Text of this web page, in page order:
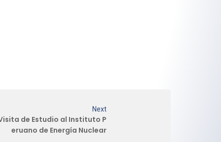
Next
de Estudio al Instituto P
eruano de Energía Nuclear